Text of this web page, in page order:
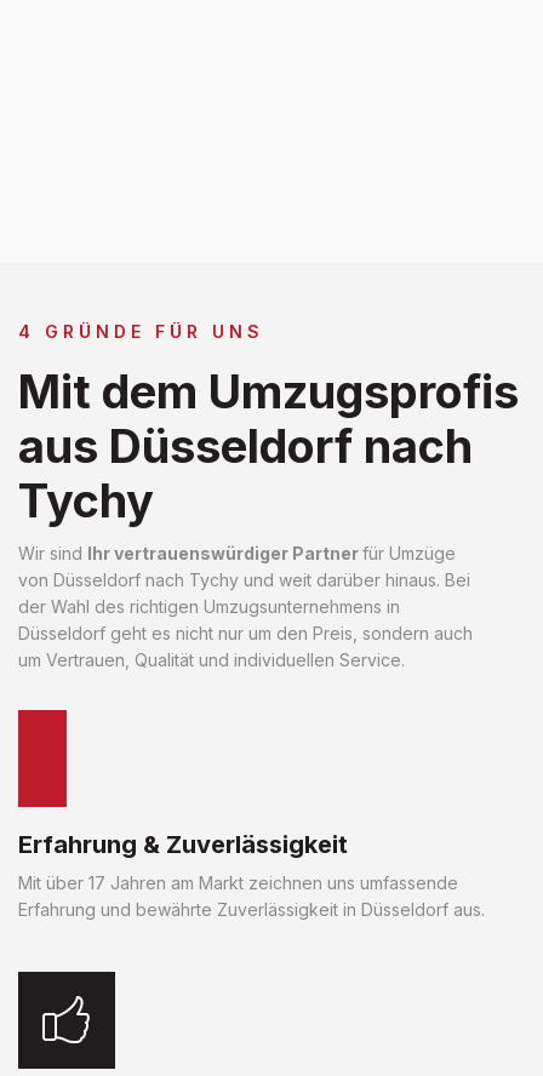
4 GRÜNDE FÜR UNS
Mit dem Umzugsprofis
aus Düsseldorf nach
Tychy
Wir sind Ihr vertrauenswürdiger Partnerfür Umzüge
von Düsseldorf nach Tychy und weit darüber hinaus. Bei
der Wahl des richtigen Umzugsunternehmens in
Düsseldorf geht es nicht nur um den Preis, sondern auch
um Vertrauen, Qualität und individuellen Service.
Erfahrung & Zuverlässigkeit
Mit über 17 Jahren am Markt zeichnen uns umfassende
Erfahrung und bewährte Zuverlässigkeit in Düsseldorf aus.